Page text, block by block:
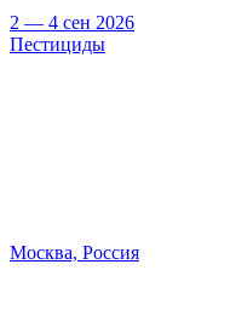
2 — 4 сен 2026
Пестициды
Москва, Россия